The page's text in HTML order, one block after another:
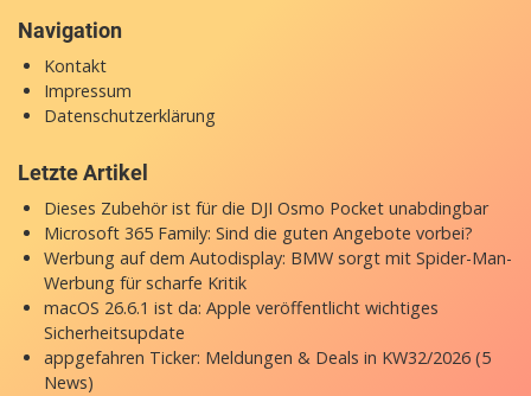
Navigation
Kontakt
Impressum
Datenschutzerklärung
Letzte Artikel
Dieses Zubehör ist für die DJI Osmo Pocket unabdingbar
Microsoft 365 Family: Sind die guten Angebote vorbei?
Werbung auf dem Autodisplay: BMW sorgt mit Spider-Man-
Werbung für scharfe Kritik
macOS 26.6.1 ist da: Apple veröffentlicht wichtiges
Sicherheitsupdate
appgefahren Ticker: Meldungen & Deals in KW32/2026 (5
News)